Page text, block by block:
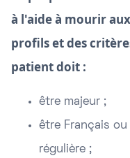
à l'aide à mourir
profils et des
patient doit :
être majeur ;
être Français
régulière ;